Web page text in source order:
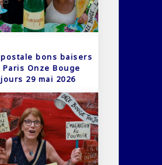
bons baisers
Onze Bouge
29 mai 2026